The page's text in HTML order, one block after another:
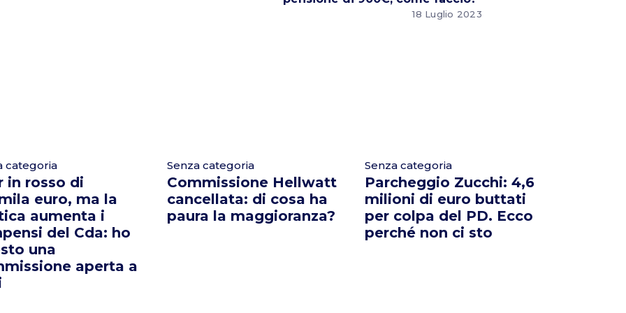
18 Luglio 2023
categoria
in rosso di
euro, ma la
aumenta i
del Cda: ho
una
aperta a
Senza categoria
Commissione Hellwatt
cancellata: di cosa ha
paura la maggioranza?
Senza categoria
Parcheggio Zucchi: 4,6
milioni di euro buttati
per colpa del PD. Ecco
perché non ci sto